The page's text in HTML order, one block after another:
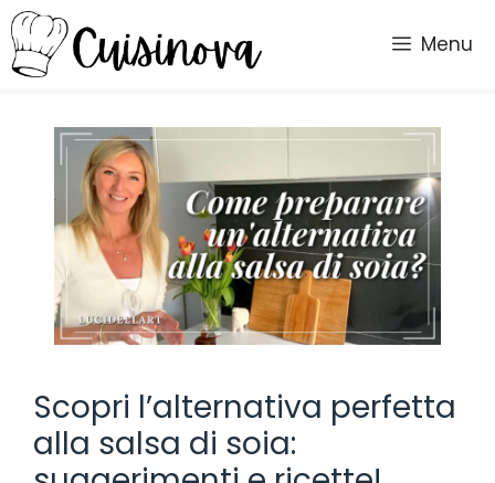
Vai
al
contenuto
Menu
Scopri l’alternativa perfetta
alla salsa di soia: